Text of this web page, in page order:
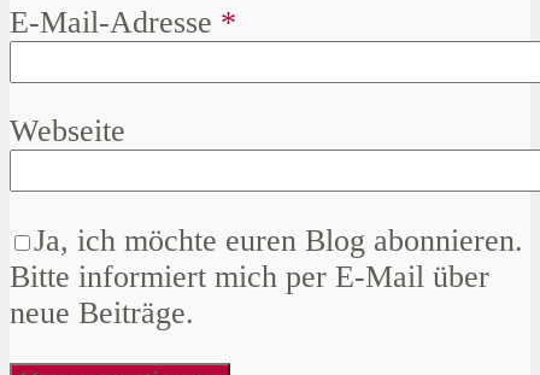
E-Mail-Adresse *
Webseite
Ja, ich möchte euren Blog abonnieren.
Bitte informiert mich per E-Mail über
neue Beiträge.